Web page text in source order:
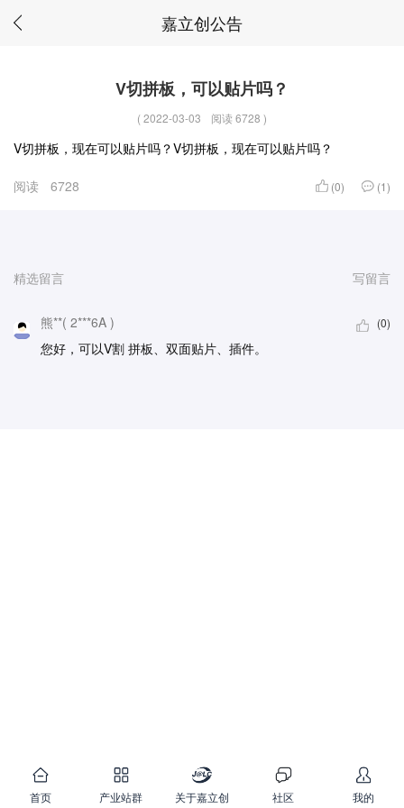
嘉立创公告
V切拼板，可以贴片吗？
(2022-03-03 阅读 6728 )
V切拼板，现在可以贴片吗？V切拼板，现在可以贴片吗？
阅读 6728 (0) (1)
精选留言 写留言
熊**( 2***6A ) (0)
您好，可以V割 拼板、双面贴片、插件。
首页 产业站群 关于嘉立创 社区 我的